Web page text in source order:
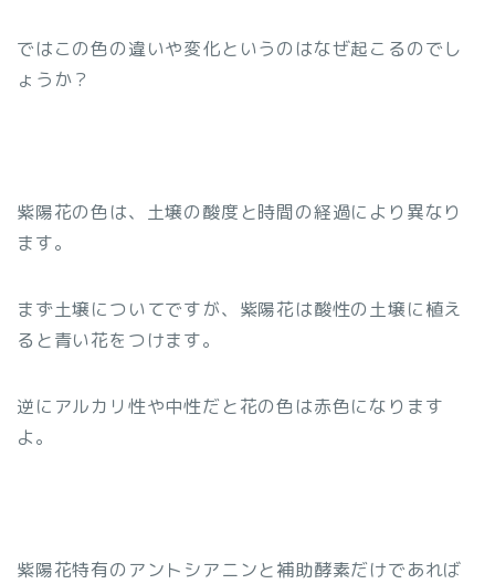
ではこの色の違いや変化というのはなぜ起こるのでし
ょうか？
紫陽花の色は、土壌の酸度と時間の経過により異なり
ます。
まず土壌についてですが、紫陽花は酸性の土壌に植え
ると青い花をつけます。
逆にアルカリ性や中性だと花の色は赤色になります
よ。
紫陽花特有のアントシアニンと補助酵素だけであれば